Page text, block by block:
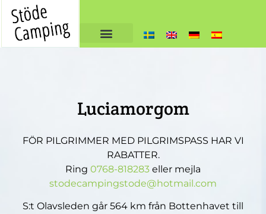
Luciamorgom
FÖR PILGRIMMER MED PILGRIMSPASS HAR VI
RABATTER.
Ring 0768-818283 eller mejla
stodecampingstode@hotmail.com
S:t Olavsleden går 564 km från Bottenhavet till